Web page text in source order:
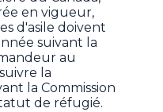
en vigueur,
d'asile doivent
suivant la
au
la
la Commission
de réfugié.